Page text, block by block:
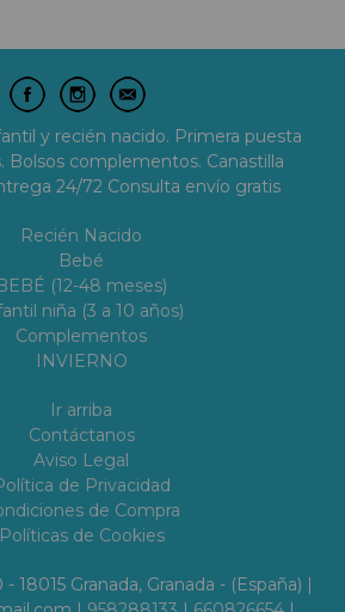
y recién nacido. Primera puesta
Bolsos complementos. Canastilla
24/72 Consulta envío gratis
Recién Nacido
Bebé
(12-48 meses)
niña (3 a 10 años)
Complementos
INVIERNO
Ir arriba
Contáctanos
Aviso Legal
de Privacidad
de Compra
Políticas de Cookies
18015 Granada, Granada - (España) |